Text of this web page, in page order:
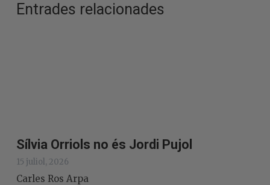
Entrades relacionades
Sílvia Orriols no és Jordi Pujol
15 juliol, 2026
Carles Ros Arpa